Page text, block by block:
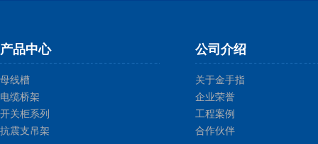
产品中心
母线槽
电缆桥架
开关柜系列
抗震支吊架
公司介绍
关于金手指
企业荣誉
工程案例
合作伙伴